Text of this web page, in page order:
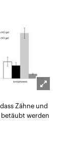
öffnen
Zähne und
werden